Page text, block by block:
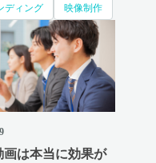
ディング 映像制作
画は本当に効果が